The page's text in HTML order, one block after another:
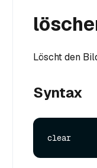
Löscht den
Syntax